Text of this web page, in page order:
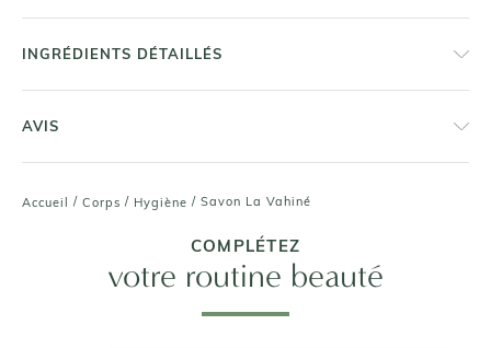
Accueil / Corps / Hygiène / Savon La Vahiné
INGRÉDIENTS DÉTAILLÉS
AVIS
COMPLÉTEZ
votre routine beauté